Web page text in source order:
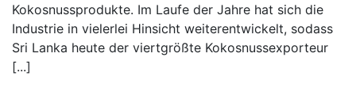
Kokosnussprodukte. Im Laufe der Jahre hat sich die
Industrie in vielerlei Hinsicht weiterentwickelt, sodass
Sri Lanka heute der viertgrößte Kokosnussexporteur
[...]